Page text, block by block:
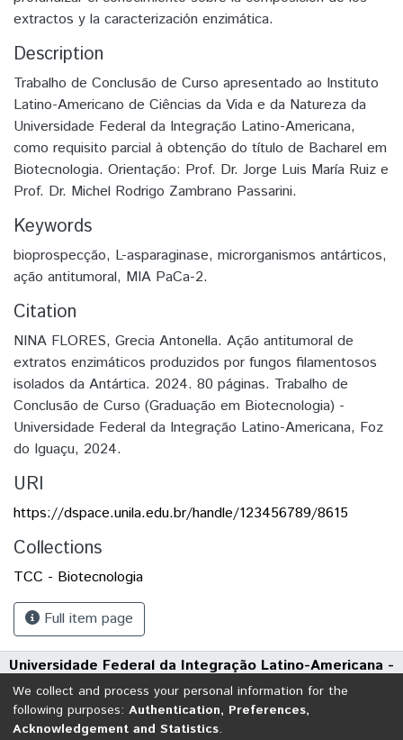
extractos y la caracterización enzimática.
Description
Trabalho de Conclusão de Curso apresentado ao Instituto
Latino-Americano de Ciências da Vida e da Natureza da
Universidade Federal da Integração Latino-Americana,
como requisito parcial à obtenção do título de Bacharel em
Biotecnologia. Orientação: Prof. Dr. Jorge Luis María Ruiz e
Prof. Dr. Michel Rodrigo Zambrano Passarini.
Keywords
bioprospecção, L-asparaginase, microrganismos antárticos,
ação antitumoral, MIA PaCa-2.
Citation
NINA FLORES, Grecia Antonella. Ação antitumoral de
extratos enzimáticos produzidos por fungos filamentosos
isolados da Antártica. 2024. 80 páginas. Trabalho de
Conclusão de Curso (Graduação em Biotecnologia) -
Universidade Federal da Integração Latino-Americana, Foz
do Iguaçu, 2024.
URI
https://dspace.unila.edu.br/handle/123456789/8615
Collections
TCC - Biotecnologia
Full item page
Universidade Federal da Integração Latino-Americana -
UNILA
Avenida Tarquínio Joslin dos Santos, 1000 - Polo Universitário
CEP: 85870-650 | Foz do Iguaçu - Paraná
We collect and process your personal information for the
following purposes: Authentication, Preferences,
Acknowledgement and Statistics.